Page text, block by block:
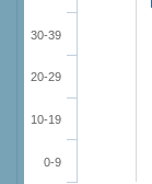
0-9
10-19
20-29
30-39